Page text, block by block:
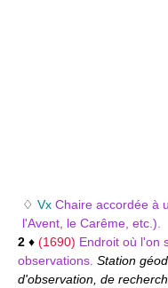
♢ Vx Chaire accordée à
l'Avent, le Carême, etc.).
2 ♦ (1690) Endroit où l'on
observations. Station
d'observation, de